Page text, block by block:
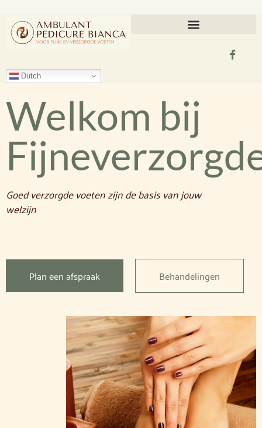
Dutch
Welkom bij
Goed verzorgde voeten zijn de basis van jouw
welzijn
Plan een afspraak Behandelingen